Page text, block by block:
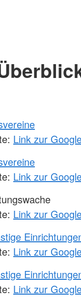
Link zur
Link zur
Link zur
Link zur
Link zur